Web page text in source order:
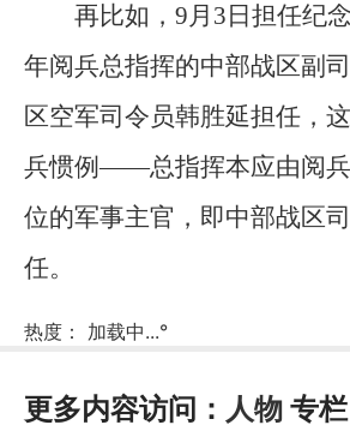
再比如，9月3日担任纪
年阅兵总指挥的中部战区副
区空军司令员韩胜延担任，
兵惯例——总指挥本应由阅
位的军事主官，即中部战区
任。
热度： 加载中...°
更多内容访问： 人物 专栏